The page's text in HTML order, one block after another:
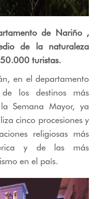
de Nariño ,
de la naturaleza
turistas.
en el departamento
los destinos más
Semana Mayor, ya
cinco procesiones y
religiosas más
y de las más
en el país.